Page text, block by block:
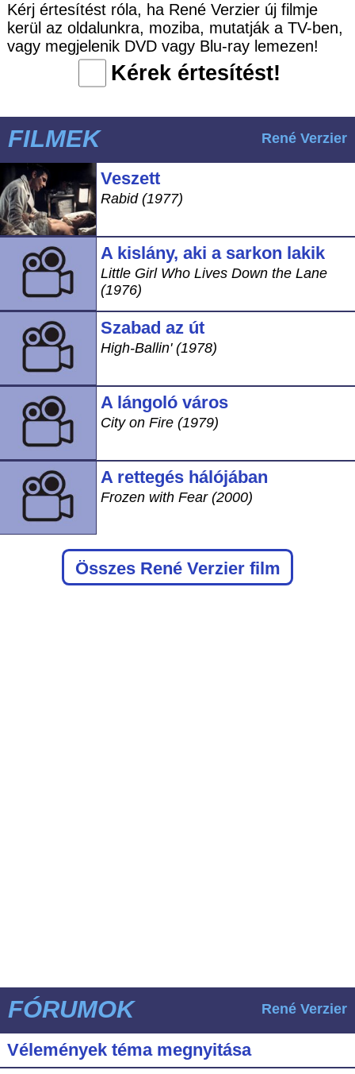
Kérj értesítést róla, ha René Verzier új filmje
kerül az oldalunkra, moziba, mutatják a TV-ben,
vagy megjelenik DVD vagy Blu-ray lemezen!
Kérek értesítést!
FILMEK René Verzier
Veszett
Rabid (1977)
A kislány, aki a sarkon lakik
Little Girl Who Lives Down the Lane
(1976)
Szabad az út
High-Ballin' (1978)
A lángoló város
City on Fire (1979)
A rettegés hálójában
Frozen with Fear (2000)
Összes René Verzier film
FÓRUMOK René Verzier
Vélemények téma megnyitása